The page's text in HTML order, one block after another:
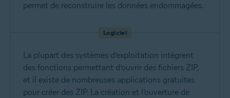
permet de reconstruire les données endommagées.
Logiciel
La plupart des systèmes d’exploitation intègrent
des fonctions permettant d’ouvrir des fichiers ZIP,
et il existe de nombreuses applications gratuites
pour créer des ZIP. La création et l’ouverture de